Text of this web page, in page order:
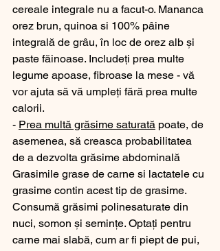
cereale integrale nu a facut-o. Mananca
orez brun, quinoa si 100% pâine
integrală de grâu, în loc de orez alb și
paste făinoase. Includeți prea multe
legume apoase, fibroase la mese - vă
vor ajuta să vă umpleți fără prea multe
calorii.
- Prea multă grăsime saturată poate, de
asemenea, să creasca probabilitatea
de a dezvolta grăsime abdominală
Grasimile grase de carne si lactatele cu
grasime contin acest tip de grasime.
Consumă grăsimi polinesaturate din
nuci, somon și semințe. Optați pentru
carne mai slabă, cum ar fi piept de pui,